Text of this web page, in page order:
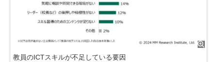
教員のICTスキルが不足している要因